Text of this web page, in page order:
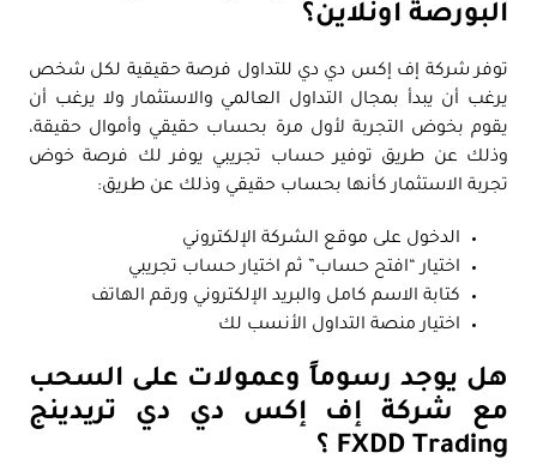
البورصة اونلاين؟
توفر شركة إف إكس دي دي للتداول فرصة حقيقية لكل شخص
يرغب أن يبدأ بمجال التداول العالمي والاستثمار ولا يرغب أن
يقوم بخوض التجربة لأول مرة بحساب حقيقي وأموال حقيقة،
وذلك عن طريق توفير حساب تجريبي يوفر لك فرصة خوض
تجربة الاستثمار كأنها بحساب حقيقي وذلك عن طريق:
الدخول على موقع الشركة الإلكتروني
اختيار “افتح حساب” ثم اختيار حساب تجريبي
كتابة الاسم كامل والبريد الإلكتروني ورقم الهاتف
اختيار منصة التداول الأنسب لك
هل يوجد رسوماً وعمولات على السحب
مع شركة إف إكس دي دي تريدينج
FXDD Trading ؟